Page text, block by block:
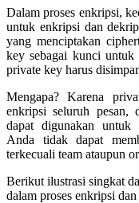
Dalam proses enkripsi,
untuk enkripsi dan
yang menciptakan
key sebagai kunci untuk
private key harus
Mengapa? Karena
enkripsi seluruh pesan,
dapat digunakan untuk
Anda tidak dapat
terkecuali team ataupun
Berikut ilustrasi singkat
dalam proses enkripsi